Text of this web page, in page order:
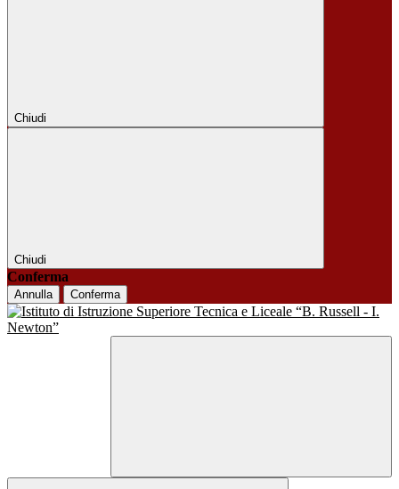
Chiudi
Chiudi
Conferma
Annulla Conferma